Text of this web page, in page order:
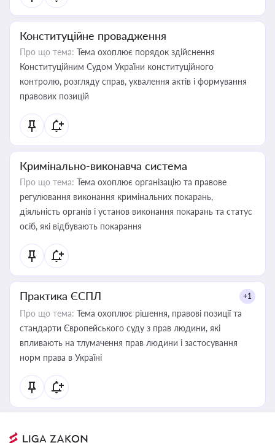
Конституційне провадження
Про що тема: Тема охоплює порядок здійснення
Конституційним Судом України конституційного
контролю, розгляду справ, ухвалення актів і формування
правових позицій
Кримінально-виконавча система
Про що тема: Тема охоплює організацію та правове
регулювання виконання кримінальних покарань,
діяльність органів і установ виконання покарань та статус
осіб, які відбувають покарання
Практика ЄСПЛ +1
Про що тема: Тема охоплює рішення, правові позиції та
стандарти Європейського суду з прав людини, які
впливають на тлумачення прав людини і застосування
норм права в Україні